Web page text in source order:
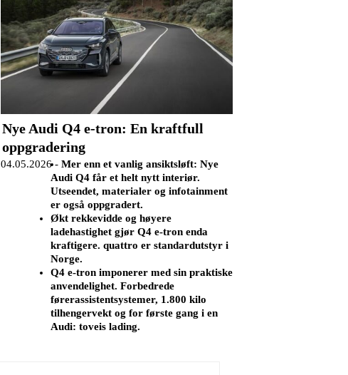
Nye Audi Q4 e-tron: En kraftfull
oppgradering
04.05.2026 - Mer enn et vanlig ansiktsløft: Nye
Audi Q4 får et helt nytt interiør.
Utseendet, materialer og infotainment
er også oppgradert.
Økt rekkevidde og høyere
ladehastighet gjør Q4 e-tron enda
kraftigere. quattro er standardutstyr i
Norge.
Q4 e-tron imponerer med sin praktiske
anvendelighet. Forbedrede
førerassistentsystemer, 1.800 kilo
tilhengervekt og for første gang i en
Audi: toveis lading.